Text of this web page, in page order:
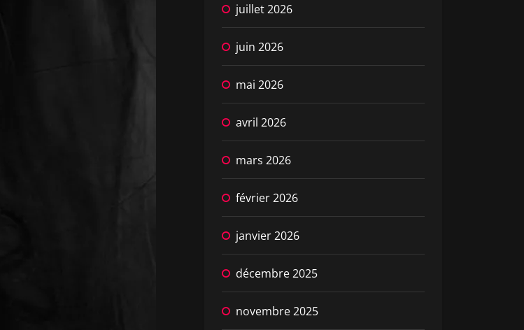
juillet 2026
juin 2026
mai 2026
avril 2026
mars 2026
février 2026
janvier 2026
décembre 2025
novembre 2025